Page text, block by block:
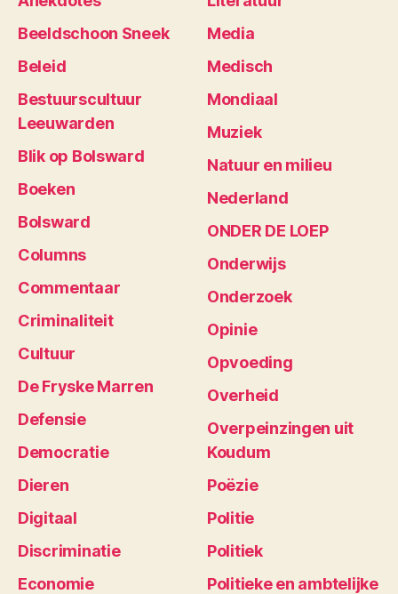
Beeldschoon Sneek
Beleid
Bestuurscultuur
Leeuwarden
Blik op Bolsward
Boeken
Bolsward
Columns
Commentaar
Criminaliteit
Cultuur
De Fryske Marren
Defensie
Democratie
Dieren
Digitaal
Discriminatie
Economie
Media
Medisch
Mondiaal
Muziek
Natuur en milieu
Nederland
ONDER DE LOEP
Onderwijs
Onderzoek
Opinie
Opvoeding
Overheid
Overpeinzingen uit
Koudum
Poëzie
Politie
Politiek
Politieke en ambtelijke